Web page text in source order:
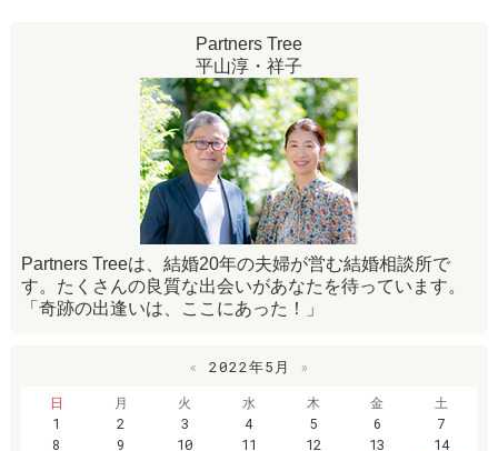
Partners Tree
平山淳・祥子
Partners Treeは、結婚20年の夫婦が営む結婚相談所で
す。たくさんの良質な出会いがあなたを待っています。
「奇跡の出逢いは、ここにあった！」
« 2022年5月
»
日
月 火 水 木 金
土
1
2 3 4 5 6
7
8
9 10 11 12 13
14